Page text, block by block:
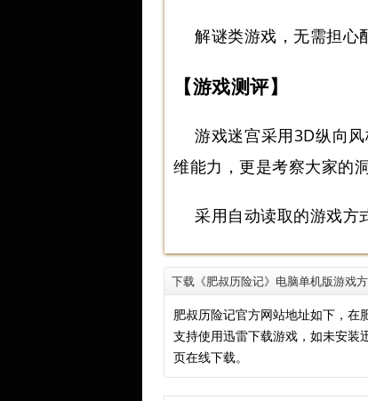
解谜类游戏，无需担心
【游戏测评】
游戏迷宫采用3D纵向
维能力，更是考察大家的洞
采用自动读取的游戏方
下载《肥叔历险记》电脑单机版游戏方
肥叔历险记官方网站地址如下，在
支持使用迅雷下载游戏，如未安装
页在线下载。